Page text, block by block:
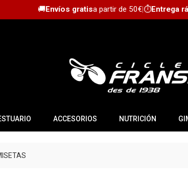
🚚Envíos gratisa partir de 50€|⏱️Entrega
ACCESORIOS NUTRICIÓN